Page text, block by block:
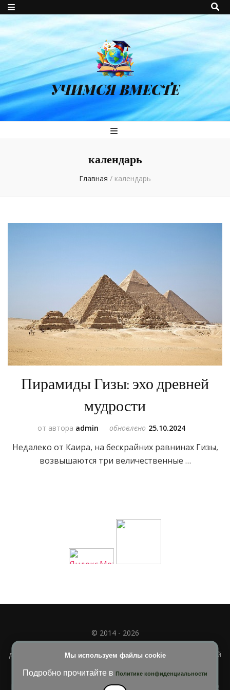
УЧИМСЯ ВМЕСТЕ
календарь
Главная / календарь
Пирамиды Гизы: эхо древней
мудрости
от автора admin обновлено 25.10.2024
Недалеко от Каира, на бескрайних равнинах Гизы,
возвышаются три величественные …
Мы используем файлы cookie
Подробно прочитайте в Политике конфиденциальности
© 2014 - 2026
Полное или частичное использование материала
допускается только при наличии активной и индексируемой
Blossom Diva | РазработанаТемы Blossom . На платформе